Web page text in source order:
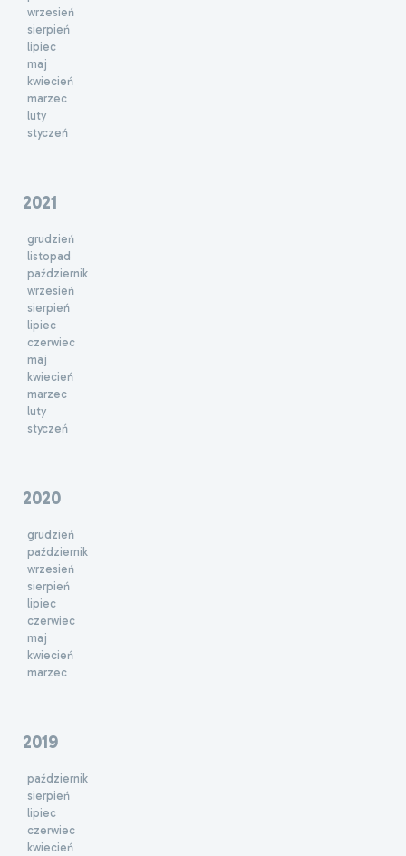
wrzesień
sierpień
lipiec
maj
kwiecień
marzec
luty
styczeń
2021
grudzień
listopad
październik
wrzesień
sierpień
lipiec
czerwiec
maj
kwiecień
marzec
luty
styczeń
2020
grudzień
październik
wrzesień
sierpień
lipiec
czerwiec
maj
kwiecień
marzec
2019
październik
sierpień
lipiec
czerwiec
kwiecień